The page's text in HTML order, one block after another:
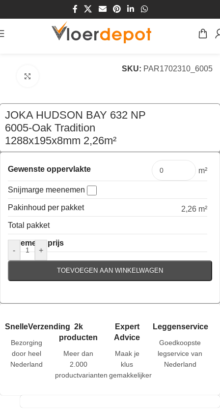
/Vloeren/Laminaat Vloeren
SKU: PAR1702310_6005
JOKA HUDSON BAY 632 NP
6005-Oak Tradition
1288x195x8mm 2,26m²
€51,75 per pak
Gewenste oppervlakte m²
Snijmarge meenemen
Pakinhoud per pakket
2,26 m²
Total pakket
Algemene prijs
-
+
TOEVOEGEN AAN WINKELWAGEN
SnelleVerzending
Bezorging
door heel
Nederland
2k
producten
Meer dan
2.000
productvarianten
Expert
Advice
Maak je
klus
gemakkelijker
Leggenservice
Goedkoopste
legservice van
Nederland